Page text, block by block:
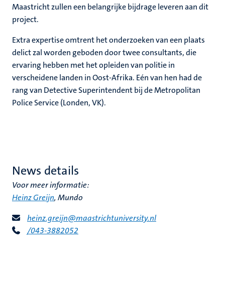
Maastricht zullen een belangrijke bijdrage leveren aan dit
project.
Extra expertise omtrent het onderzoeken van een plaats
delict zal worden geboden door twee consultants, die
ervaring hebben met het opleiden van politie in
verscheidene landen in Oost-Afrika. Eén van hen had de
rang van Detective Superintendent bij de Metropolitan
Police Service (Londen, VK).
News details
Voor meer informatie:
Heinz Greijn, Mundo
heinz.greijn@maastrichtuniversity.nl
/043-3882052